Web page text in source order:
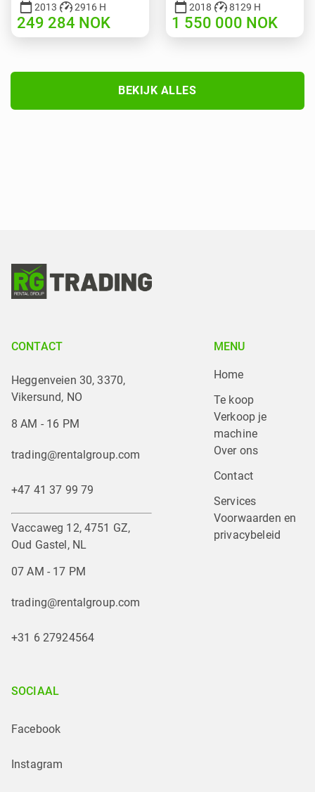
2013
2916 H
249 284 NOK
2018
8129 H
1 550 000 NOK
BEKIJK ALLES
CONTACT
Heggenveien 30, 3370,
Vikersund, NO
8 AM - 16 PM
trading@rentalgroup.com
+47 41 37 99 79
Vaccaweg 12, 4751 GZ,
Oud Gastel, NL
07 AM - 17 PM
trading@rentalgroup.com
+31 6 27924564
MENU
Home
Te koop
Verkoop je
machine
Over ons
Contact
Services
Voorwaarden en
privacybeleid
SOCIAAL
Facebook
Instagram